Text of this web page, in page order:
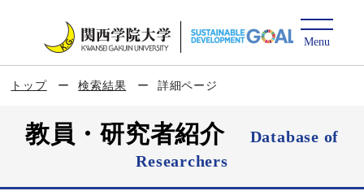
トップ 検索結果 詳細ページ
教員・研究者紹介
Database of
Researchers